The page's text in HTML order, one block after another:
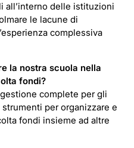
all’interno delle istituzioni
le lacune di
complessiva
la nostra scuola nella
fondi?
complete per gli
per organizzare e
fondi insieme ad altre